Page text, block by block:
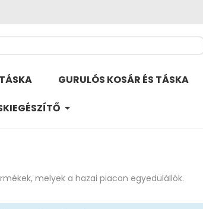
GURULÓS KOSÁR ÉS TÁSKA
melyek a hazai piacon egyedülállók.